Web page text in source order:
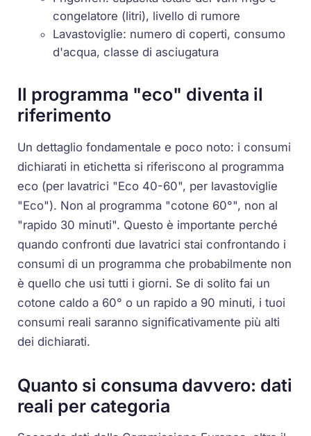
congelatore (litri), livello di rumore
Lavastoviglie: numero di coperti, consumo
d'acqua, classe di asciugatura
Il programma "eco" diventa il
riferimento
Un dettaglio fondamentale e poco noto: i consumi
dichiarati in etichetta si riferiscono al programma
eco (per lavatrici "Eco 40-60", per lavastoviglie
"Eco"). Non al programma "cotone 60°", non al
"rapido 30 minuti". Questo è importante perché
quando confronti due lavatrici stai confrontando i
consumi di un programma che probabilmente non
è quello che usi tutti i giorni. Se di solito fai un
cotone caldo a 60° o un rapido a 90 minuti, i tuoi
consumi reali saranno significativamente più alti
dei dichiarati.
Quanto si consuma davvero: dati
reali per categoria